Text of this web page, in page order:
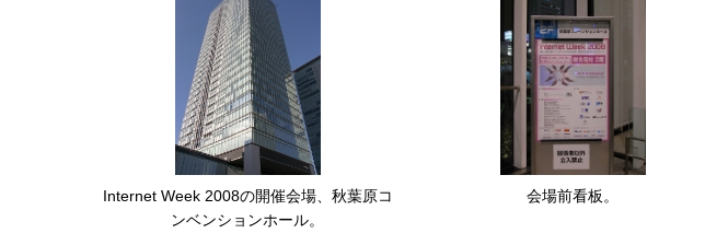
Internet Week 2008の開催会場、秋葉原コ
ンベンションホール。
会場前看板。